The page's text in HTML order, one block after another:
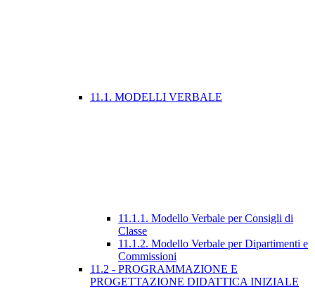
11.1. MODELLI VERBALE
11.1.1. Modello Verbale per Consigli di
Classe
11.1.2. Modello Verbale per Dipartimenti e
Commissioni
11.2 - PROGRAMMAZIONE E
PROGETTAZIONE DIDATTICA INIZIALE